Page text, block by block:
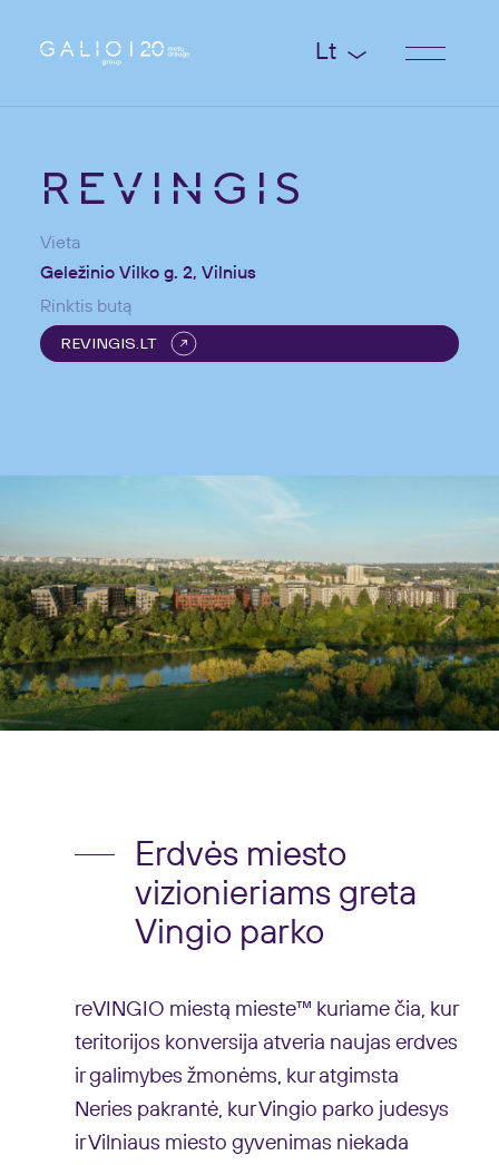
Lt
REVINGIS
Vieta
Geležinio Vilko g. 2, Vilnius
Rinktis butą
REVINGIS.LT
Erdvės miesto
vizionieriams greta
Vingio parko
reVINGIO miestą mieste™ kuriame čia, kur
teritorijos konversija atveria naujas erdves
ir galimybes žmonėms, kur atgimsta
Neries pakrantė, kur Vingio parko judesys
ir Vilniaus miesto gyvenimas niekada